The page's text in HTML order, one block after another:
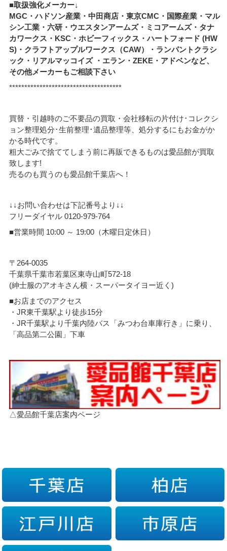
■取扱強化メーカー↓
MGC・ハドソン産業・中田商店・東京CMC・国際産業・マル
シン工業・六研・ウエスタンアームズ・ミコアームズ・タナ
カワークス・KSC・ホビーフィックス・ハートフォード (HW
S)・クラフトアップルワークス（CAW）・ランパントクラシ
ック・リアルマッコイズ ・エラン・ZEKE・アドベンなど、
その他メーカーもご相談下さい
*************************************
買替・引越時のご不要品の買取・会社移転の片付け･コレクシ
ョン整理処分･生前整理･遺品整理等、処分するにもお金がか
かる時代です。
粗大ごみで捨ててしまう前に再販できるものは愛品館が買取
致します!
売るのも買うのも愛品館千葉店へ！
↓↓お問い合わせは下記番号より↓↓
フリーダイヤル 0120-979-764
■営業時間 10:00 ～ 19:00（木曜日定休日）
〒264-0035
千葉県千葉市若葉区東寺山町572-18
(紳士服のアオキさん横・スーパータイヨー近く)
■お店までのアクセス
・JR東千葉駅より徒歩15分
・JR千葉駅より千葉内陸バス「みつわ台車庫行き」に乗り、
「高品第二公園」下車
△愛品館千葉店案内ページ